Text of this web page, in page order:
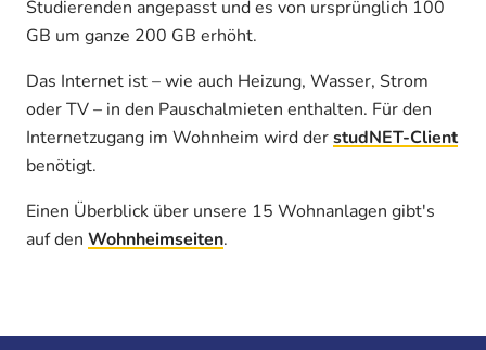
Studierenden angepasst und es von ursprünglich 100
GB um ganze 200 GB erhöht.
Das Internet ist – wie auch Heizung, Wasser, Strom
oder TV – in den Pauschalmieten enthalten. Für den
Internetzugang im Wohnheim wird derstudNET-Client
benötigt.
Einen Überblick über unsere 15 Wohnanlagen gibt's
auf den Wohnheimseiten.